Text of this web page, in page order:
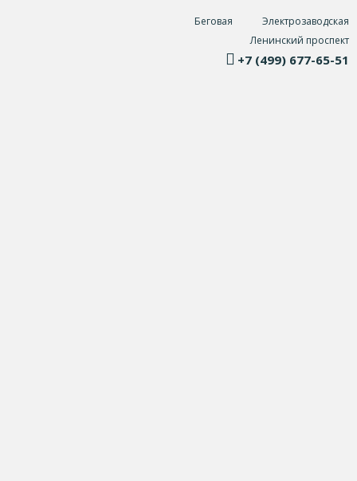
Беговая
Электрозаводская
Ленинский проспект
+7 (499) 677-65-51